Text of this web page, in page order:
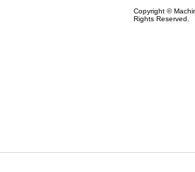
Copyright ©
Rights Reserved.